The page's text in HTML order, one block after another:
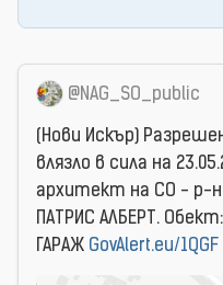
@NAG_SO_public
(Нови Искър)
влязло в сила на
архитект на СО - р-н
ПАТРИС АЛБЕРТ.
ГАРАЖ GovAlert.eu/1QGF